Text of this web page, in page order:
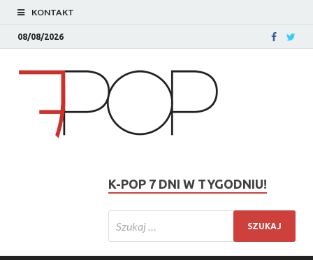
KONTAKT
08/08/2026
K-POP 7 DNI W TYGODNIU!